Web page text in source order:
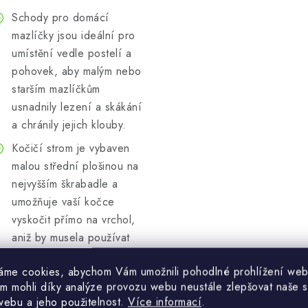
cookies, abychom Vám umožnili pohodlné prohlížení
mohli díky analýze provozu webu neustále zlepšovat naše
a jeho použitelnost. Více informací.
Schody pro domácí
mazlíčky jsou ideální pro
umístění vedle postelí a
pohovek, aby malým nebo
starším mazlíčkům
usnadnily lezení a skákání
a chránily jejich klouby.
Kočičí strom je vybaven
malou střední plošinou na
nejvyšším škrabadle a
umožňuje vaší kočce
vyskočit přímo na vrchol,
aniž by musela používat
poskytuje větší
rozmanitost.